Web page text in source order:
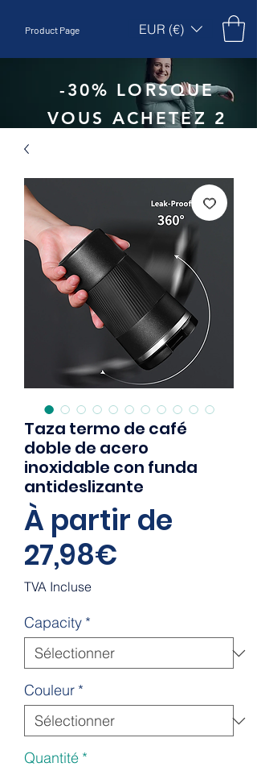
Product Page EUR (€)
-30% LORSQUE
VOUS ACHETEZ 2
:EBEPEX30
Taza termo de café
doble de acero
inoxidable con funda
antideslizante
À partir de
27,98€
TVA Incluse
Capacity *
Couleur *
Quantité *